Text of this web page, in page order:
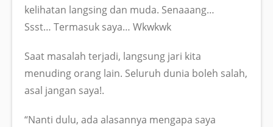
kelihatan langsing dan muda. Senaaang…
Ssst… Termasuk saya… Wkwkwk
Saat masalah terjadi, langsung jari kita
menuding orang lain. Seluruh dunia boleh salah,
asal jangan saya!.
“Nanti dulu, ada alasannya mengapa saya